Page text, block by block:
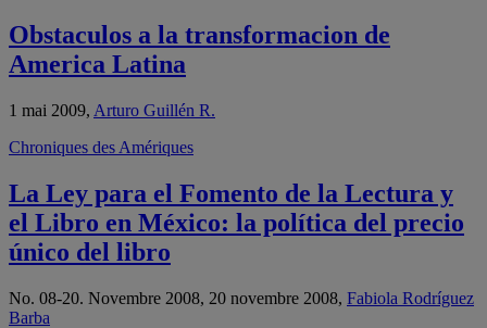
Obstaculos a la transformacion de
America Latina
1 mai 2009, Arturo Guillén R.
Chroniques des Amériques
La Ley para el Fomento de la Lectura y
el Libro en México: la política del precio
único del libro
No. 08-20. Novembre 2008, 20 novembre 2008, Fabiola Rodríguez
Barba